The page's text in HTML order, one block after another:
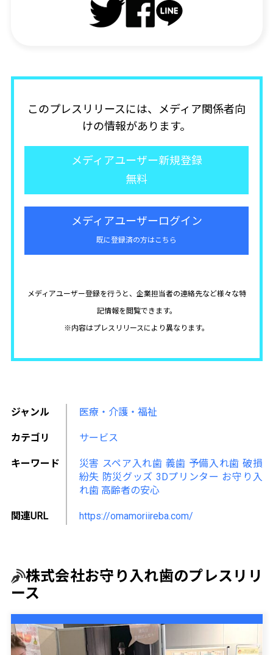
このプレスリリースには、メディア関係者向
けの情報があります。
メディアユーザー新規登録
無料
メディアユーザーログイン
既に登録済の方はこちら
メディアユーザー登録を行うと、企業担当者の連絡先など様々な特
記情報を閲覧できます。
※内容はプレスリリースにより異なります。
ジャンル 医療・介護・福祉
カテゴリ サービス
キーワード 災害 スペア入れ歯 義歯 予備入れ歯 破損
紛失 防災グッズ 3Dプリンター お守り入
れ歯 高齢者の安心
関連URL https://omamoriireba.com/
株式会社お守り入れ歯のプレスリリ
ース